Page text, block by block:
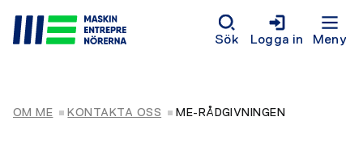
Sök Logga in Meny
OM ME KONTAKTA OSS ME-RÅDGIVNINGEN